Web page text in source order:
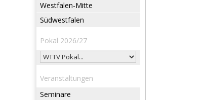
Westfalen-Mitte
Südwestfalen
Pokal 2026/27
Veranstaltungen
Seminare